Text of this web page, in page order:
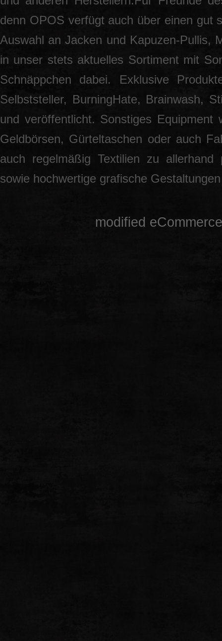
denn OPOS verfügt auch über einen gut
Auswahl an Jacken und Kapuzen-Pullis,
in unser stets aktuelles Sortiment mit
Schnäppchen dabei. Exklusive
Selbststeller, BurningHate, Brainwash,
und veröffentlicht. Sonstiges Equipment
Geldbörsen, Gürteltaschen oder auch
auch regelmäßig Textilien zu allerhand
sowie hochwertige grafische
mod ified